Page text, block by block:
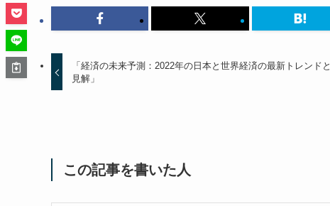
「経済の未来予測：2022年の日本と世界経済の最新トレンドと
見解」
この記事を書いた人